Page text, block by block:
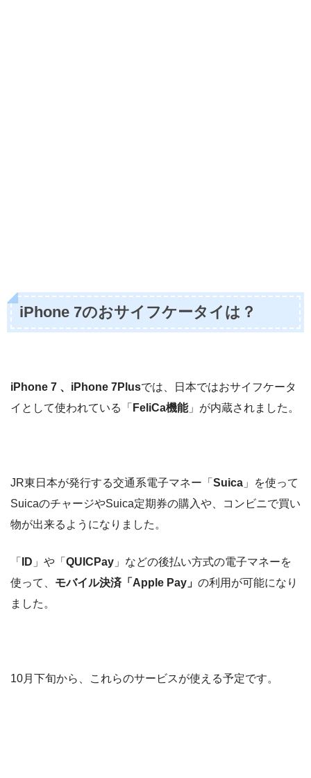
iPhone 7のおサイフケータイは？
iPhone 7 、iPhone 7Plusでは、日本ではおサイフケータ
イとして使われている「 FeliCa機能」が内蔵されました。
JR東日本が発行する交通系電子マネー「 Suica 」を使って
SuicaのチャージやSuica定期券の購入や、コンビニで買い
物が出来るようになりました。
「 ID 」や「 QUICPay 」などの後払い方式の電子マネーを
使って、 モバイル決済「Apple Pay」 の利用が可能になり
ました。
10月下旬から、これらのサービスが使える予定です。